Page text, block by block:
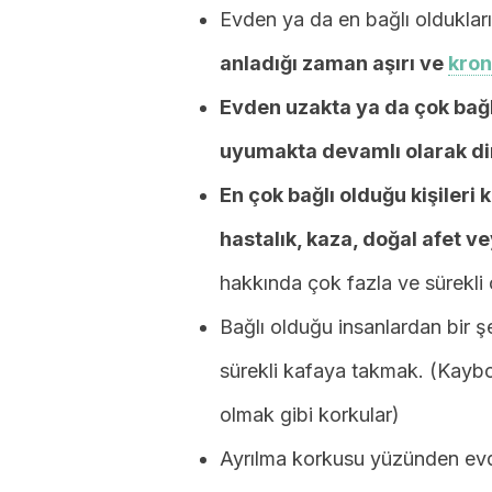
Evden ya da en bağlı
anladığı zaman aşırı ve
Evden uzakta ya da çok
uyumakta devamlı olarak
En çok bağlı olduğu kişileri
hastalık, kaza, doğal afet
hakkında çok fazla ve
Bağlı olduğu insanlardan bir
sürekli kafaya takmak.
olmak gibi korkular)
Ayrılma korkusu yüzünden